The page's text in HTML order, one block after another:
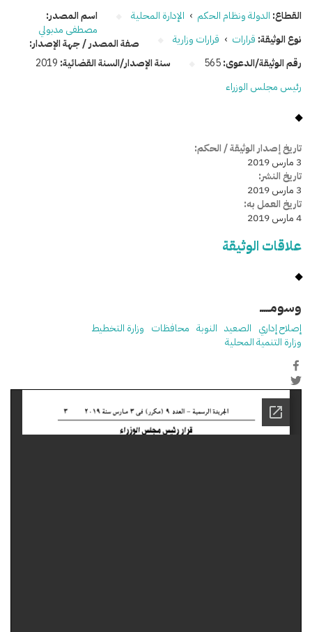
القطاع: الدولة ونظام الحكم › الإدارة المحلية
نوع الوثيقة: قرارات › قرارات وزارية
رقم الوثيقة/الدعوى:565 سنة الإصدار/السنة القضائية: 2019
اسم المصدر:
مصطفى مدبولي
صفة المصدر / جهة الإصدار:
رئيس مجلس الوزراء
تاريخ إصدار الوثيقة / الحكم:
3 مارس 2019
تاريخ النشر:
3 مارس 2019
تاريخ العمل به:
4 مارس 2019
علاقات الوثيقة
وسومـــــ
إصلاح إداري الصعيد النوبة محافظات وزارة التخطيط
وزارة التنمية المحلية